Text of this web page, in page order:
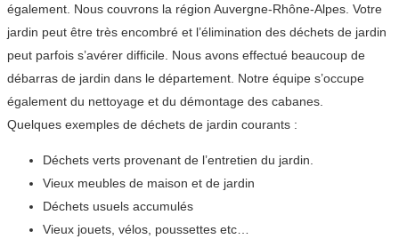
également. Nous couvrons la région Auvergne-Rhône-Alpes. Votre
jardin peut être très encombré et l’élimination des déchets de jardin
peut parfois s’avérer difficile. Nous avons effectué beaucoup de
débarras de jardin dans le département. Notre équipe s’occupe
également du nettoyage et du démontage des cabanes.
Quelques exemples de déchets de jardin courants :
Déchets verts provenant de l’entretien du jardin.
Vieux meubles de maison et de jardin
Déchets usuels accumulés
Vieux jouets, vélos, poussettes etc…